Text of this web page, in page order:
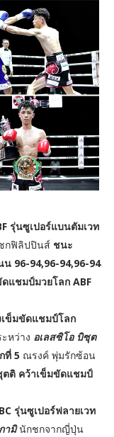
รุ่นซูเปอร์แบนตัมเวท
กฟิลิปปินส์ ชนะ
น 96-94,96-94,96-94
แชมป์มวยโลก ABF
เข็มขัดแชมป์โลก
หว่าง อเลสซิโอ บิซุต
ที่ 5 ณรงค์ พุ่มรักซ้อน
ตติ คว้าเข็มขัดแชมป์
รุ่นซูเปอร์ฟลายเวท
ามินักชกจากญี่ปุ่น